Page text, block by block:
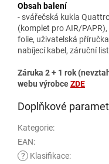
Obsah balení
- svářečská kukla
(komplet pro AIR/
folie, uživatelská
nabíjecí kabel, záruční
Záruka 2 + 1 rok
webu výrobceZDE
Doplňkové
Kategorie:
EAN:
?
Klasifikace: